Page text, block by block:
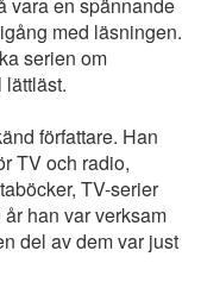
med läsningen.
serien om
författare. Han
TV och radio,
TV-serier
han var verksam
del av dem var just